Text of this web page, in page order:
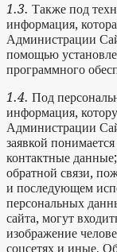
1.3. Также под
информация,
Администрации
помощью
программного
1.4. Под
информация,
Администрации
заявкой
контактные
обратной связи,
и последующем
персональных
сайта, могут
изображение
соцсетях и иные.